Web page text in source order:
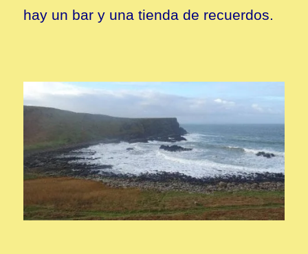
hay un bar y una tienda de recuerdos.